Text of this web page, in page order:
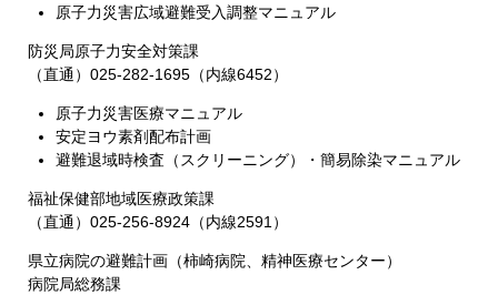
原子力災害広域避難受入調整マニュアル
防災局原子力安全対策課
（直通）025-282-1695（内線6452）
原子力災害医療マニュアル
安定ヨウ素剤配布計画
避難退域時検査（スクリーニング）・簡易除染マニュアル
福祉保健部地域医療政策課
（直通）025-256-8924（内線2591）
県立病院の避難計画（柿崎病院、精神医療センター）
病院局総務課